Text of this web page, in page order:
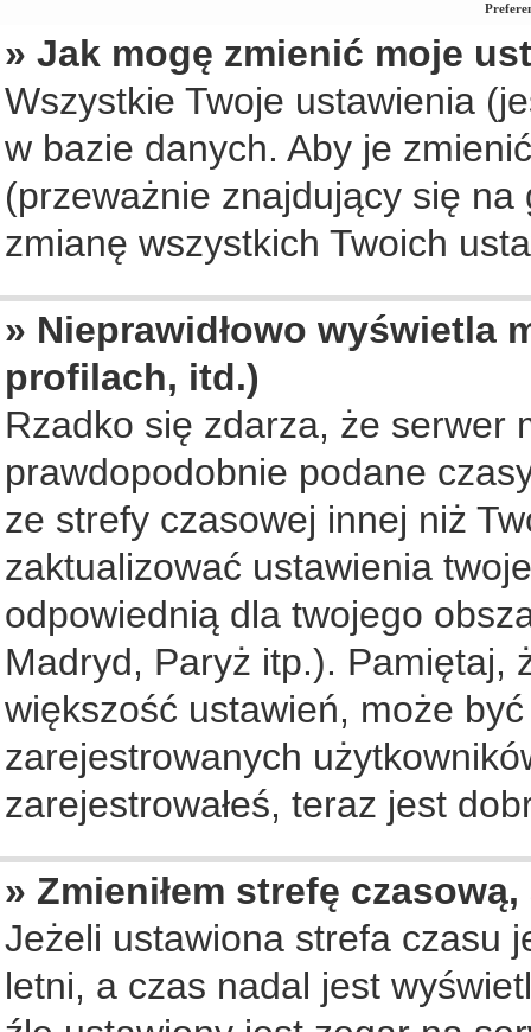
» Jak mogę zmienić moje
Wszystkie Twoje ustawienia
w bazie danych. Aby je
(przeważnie znajdujący się
zmianę wszystkich Twoich
» Nieprawidłowo wyświetla
profilach, itd.)
Rzadko się zdarza, że serwer
prawdopodobnie podane
ze strefy czasowej innej niż
zaktualizować ustawienia
odpowiednią dla twojego
Madryd, Paryż itp.). Pamiętaj,
większość ustawień, może
zarejestrowanych
zarejestrowałeś, teraz jest
» Zmieniłem strefę
Jeżeli ustawiona strefa czasu
letni, a czas nadal jest